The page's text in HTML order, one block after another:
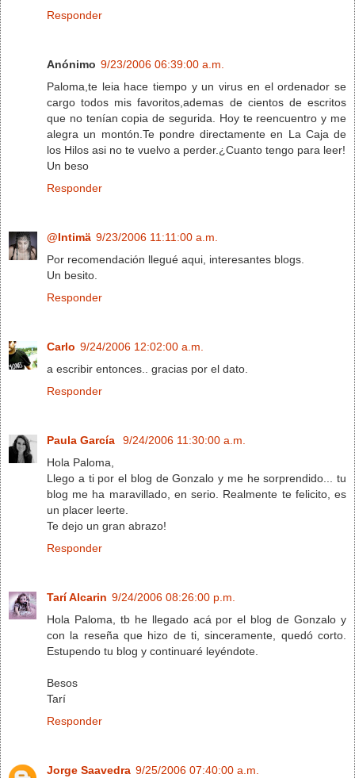
Responder
Anónimo 9/23/2006 06:39:00 a.m.
Paloma,te leia hace tiempo y un virus en el ordenador se
cargo todos mis favoritos,ademas de cientos de escritos
que no tenían copia de segurida. Hoy te reencuentro y me
alegra un montón.Te pondre directamente en La Caja de
los Hilos asi no te vuelvo a perder.¿Cuanto tengo para leer!
Un beso
Responder
@Intimä 9/23/2006 11:11:00 a.m.
Por recomendación llegué aqui, interesantes blogs.
Un besito.
Responder
Carlo 9/24/2006 12:02:00 a.m.
a escribir entonces.. gracias por el dato.
Responder
Paula García
9/24/2006 11:30:00 a.m.
Hola Paloma,
Llego a ti por el blog de Gonzalo y me he sorprendido... tu
blog me ha maravillado, en serio. Realmente te felicito, es
un placer leerte.
Te dejo un gran abrazo!
Responder
Tarí Alcarin 9/24/2006 08:26:00 p.m.
Hola Paloma, tb he llegado acá por el blog de Gonzalo y
con la reseña que hizo de ti, sinceramente, quedó corto.
Estupendo tu blog y continuaré leyéndote.
Besos
Tarí
Responder
Jorge Saavedra 9/25/2006 07:40:00 a.m.